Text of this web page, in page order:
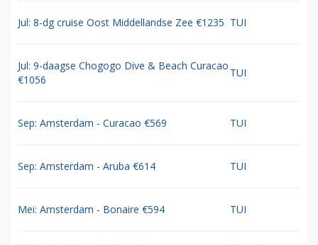
Jul: 8-dg cruise Oost Middellandse Zee €1235 TUI
Jul: 9-daagse Chogogo Dive & Beach Curacao
€1056
TUI
Sep: Amsterdam - Curacao €569 TUI
Sep: Amsterdam - Aruba €614 TUI
Mei: Amsterdam - Bonaire €594 TUI